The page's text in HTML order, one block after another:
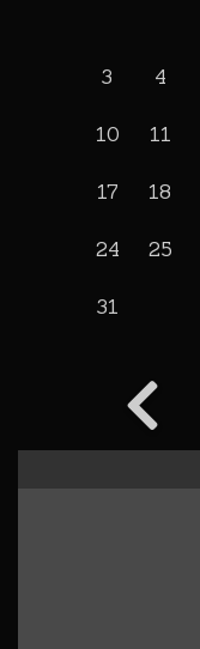
3 4
10 11
17 18
24 25
31